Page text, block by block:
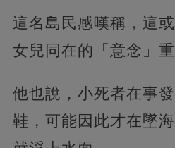
這名島民感嘆稱，這
女兒同在的「意念」重
他也說，小死者在事
鞋，可能因此才在墜